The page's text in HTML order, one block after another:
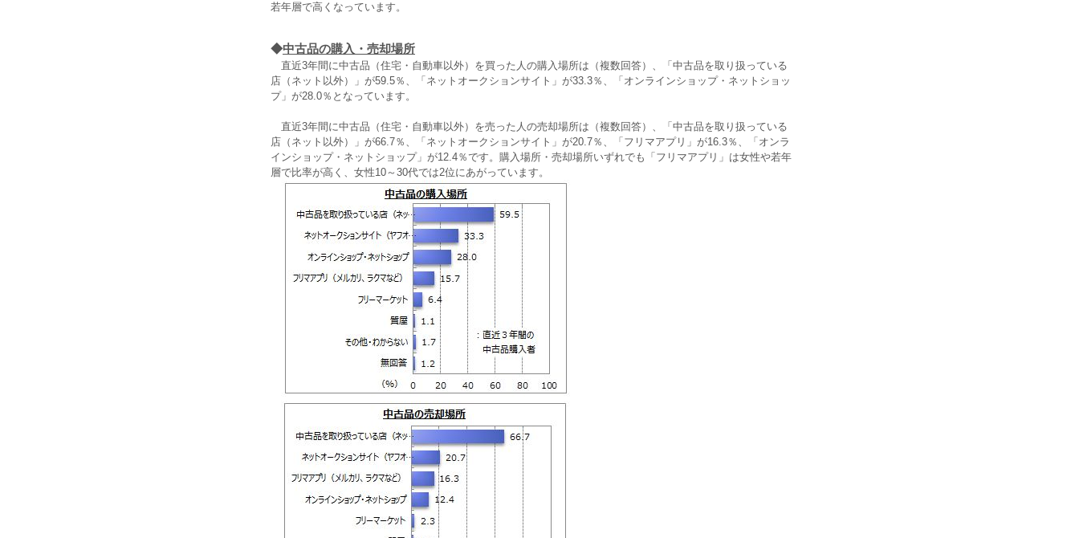
若年層で高くなっています。
◆中古品の購入・売却場所
直近3年間に中古品（住宅・自動車以外）を買った人の購入場所は（複数回答）、「中古品を取り扱っている
店（ネット以外）」が59.5％、「ネットオークションサイト」が33.3％、「オンラインショップ・ネットショッ
プ」が28.0％となっています。
直近3年間に中古品（住宅・自動車以外）を売った人の売却場所は（複数回答）、「中古品を取り扱っている
店（ネット以外）」が66.7％、「ネットオークションサイト」が20.7％、「フリマアプリ」が16.3％、「オンラ
インショップ・ネットショップ」が12.4％です。購入場所・売却場所いずれでも「フリマアプリ」は女性や若年
層で比率が高く、女性10～30代では2位にあがっています。